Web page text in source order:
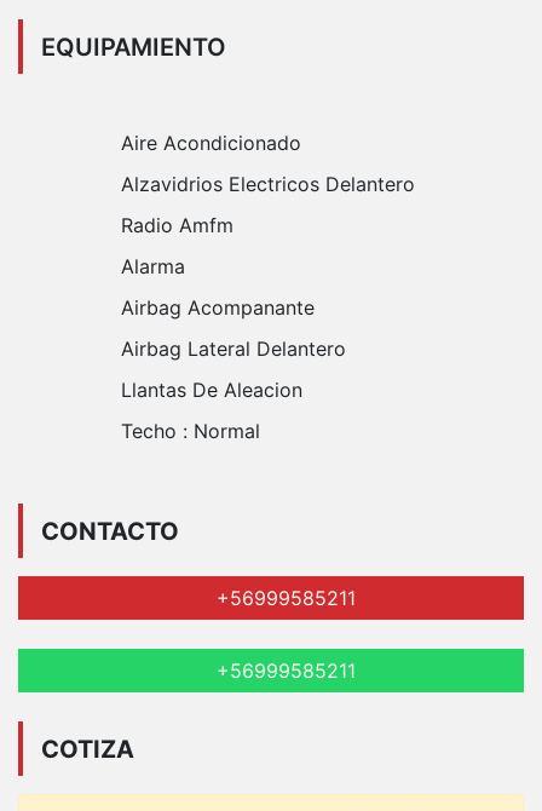
EQUIPAMIENTO
Aire Acondicionado
Alzavidrios Electricos Delantero
Radio Amfm
Alarma
Airbag Acompanante
Airbag Lateral Delantero
Llantas De Aleacion
Techo : Normal
CONTACTO
+56999585211
+56999585211
COTIZA